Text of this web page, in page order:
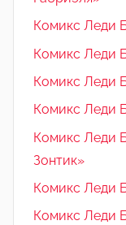
Комикс Леди
Комикс Леди
Комикс Леди
Комикс Леди
Комикс Леди
Зонтик»
Комикс Леди
Комикс Леди